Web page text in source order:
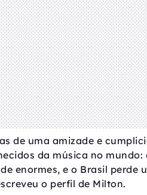
de uma amizade e
da música no mundo:
enormes, e o Brasil perde
o perfil de Milton.